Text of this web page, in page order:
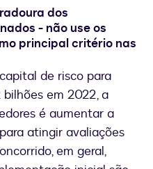
dos
- não use os
principal critério nas
de risco para
em 2022, a
é aumentar a
atingir avaliações
em geral,